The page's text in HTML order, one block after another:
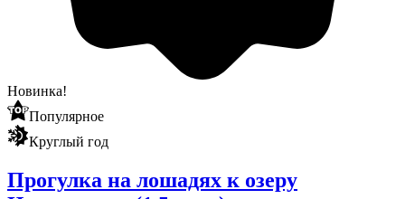
Новинка!
Популярное
Круглый год
Прогулка на лошадях к озеру